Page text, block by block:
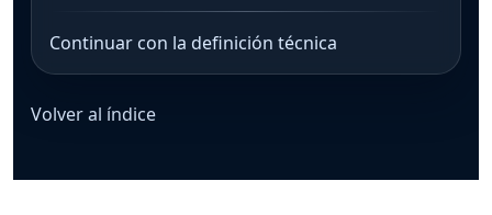
Continuar con la definición técnica
Volver al índice